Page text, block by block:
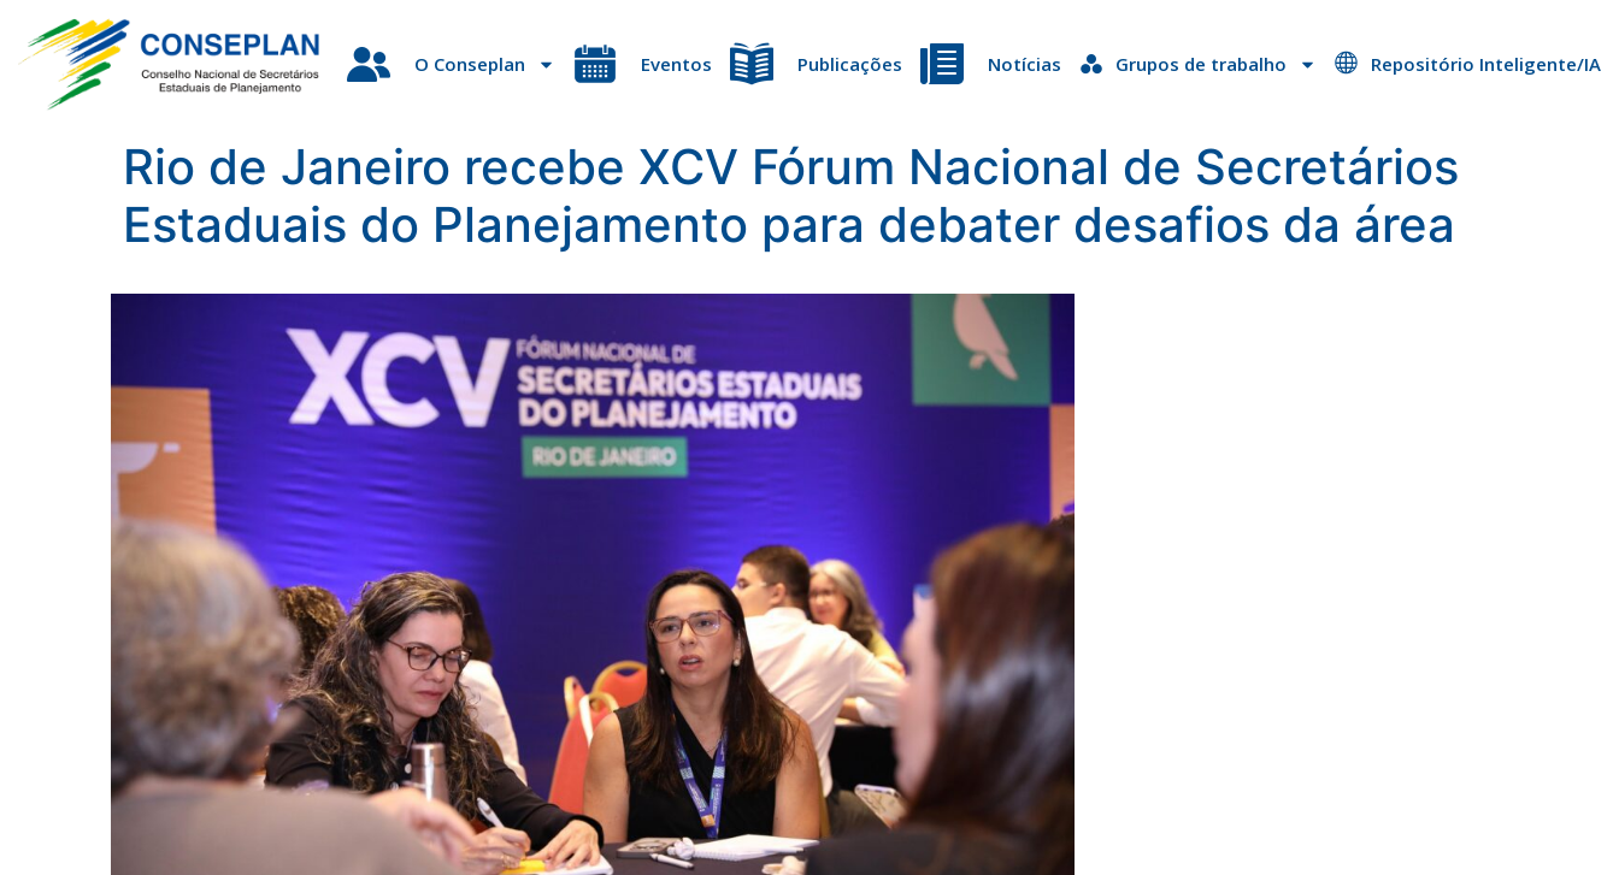
O Conseplan Eventos Publicações Notícias Grupos de trabalho Repositório Inteligente/IA
Rio de Janeiro recebe XCV Fórum Nacional de Secretários
Estaduais do Planejamento para debater desafios da área